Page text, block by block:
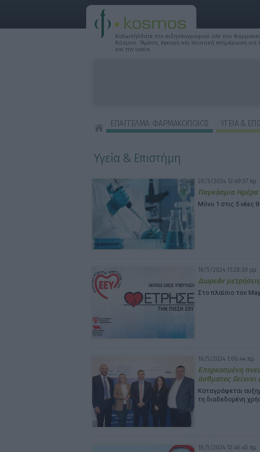
Καλωσήλθατε στο ειδησεογραφικό site του
Κόσμου. 'Αμεση, έγκυρη και ποιοτική ενημέρωση για
και την υγεία.
ΕΠΑΓΓΕΛΜΑ: ΦΑΡΜΑΚΟΠΟΙΟΣ ΥΓΕΙΑ &
Υγεία & Επιστήμη
20/5/2024 12:49:57 πμ
Παγκόσμια
Μόνο 1 στις 5 νέες
16/5/2024 11:28:30 μμ
Δωρεάν
Στο πλαίσιο του
16/5/2024 1:06:44 πμ
Επηρεασμένη
άσθματος
Καταγράφεται
τη διαδεδομένη
16/5/2024 12:46:45 πμ